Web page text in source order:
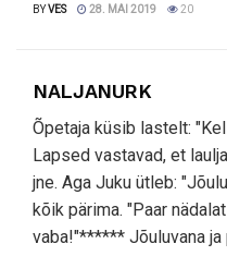
BYVES 28. MAI 2019 20
NALJANURK
Õpetaja küsib lastelt:
Lapsed vastavad, et
jne. Aga Juku ütleb:
kõik pärima. "Paar
vaba!"****** Jõuluvana